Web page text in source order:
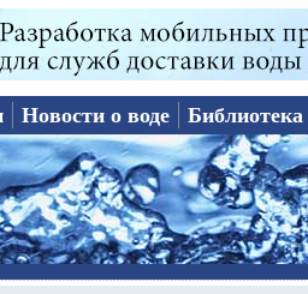
Новости о воде Библиотека